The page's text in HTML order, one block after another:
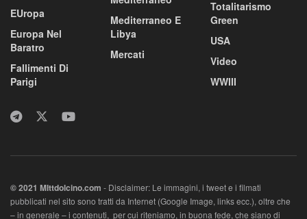
EUropa
Europa Nel
Baratro
Fallimenti Di
Parigi
Mediterraneo E
Libya
Mercati
Totalitarismo
Green
USA
Video
WWIII
© 2021 MIttdolcino.com - Disclaimer: Le immagini, i tweet e i filmati
pubblicati nel sito sono tratti da Internet (Google Image, links ecc.), oltre che
– in generale – i contenuti, per cui riteniamo, in buona fede, che siano di